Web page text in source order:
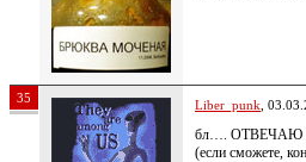
35 Liber_punk ,
бл…. ОТВЕЧАЮ
(если сможете,